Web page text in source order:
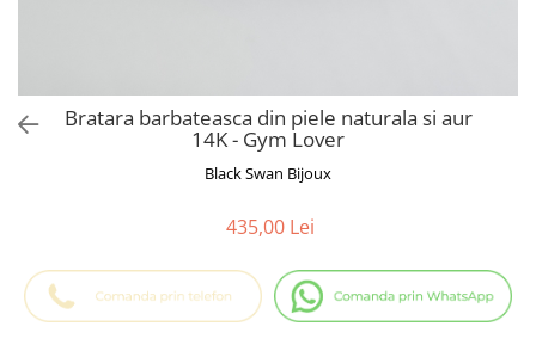
Profesoare
Cadouri Cupluri
Bijuterii Tematice Sport
Bijuterii cu mesaj Motivational
Bijuterii personalizate cu poza
Bratara barbateasca din piele naturala si aur
14K - Gym Lover
Black Swan Bijoux
435,00 Lei